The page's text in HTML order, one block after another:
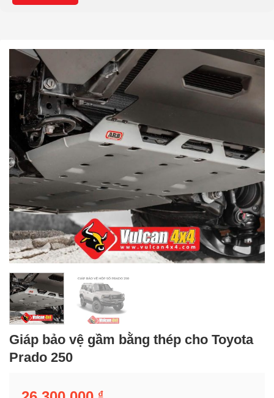
Giáp bảo vệ gầm bằng thép cho Toyota
Prado 250
₫